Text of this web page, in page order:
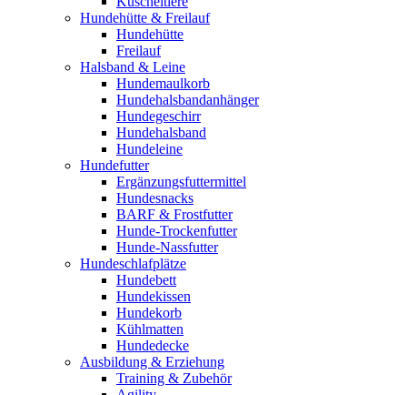
Hundehütte & Freilauf
Hundehütte
Freilauf
Halsband & Leine
Hundemaulkorb
Hundehalsbandanhänger
Hundegeschirr
Hundehalsband
Hundeleine
Hundefutter
Ergänzungsfuttermittel
Hundesnacks
BARF & Frostfutter
Hunde-Trockenfutter
Hunde-Nassfutter
Hundeschlafplätze
Hundebett
Hundekissen
Hundekorb
Kühlmatten
Hundedecke
Ausbildung & Erziehung
Training & Zubehör